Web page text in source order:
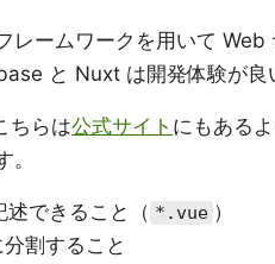
レームワークを用いて Web
と Nuxt は開発体験が良
ちらは公式サイト にもある
できること（ *.vue ）
割すること